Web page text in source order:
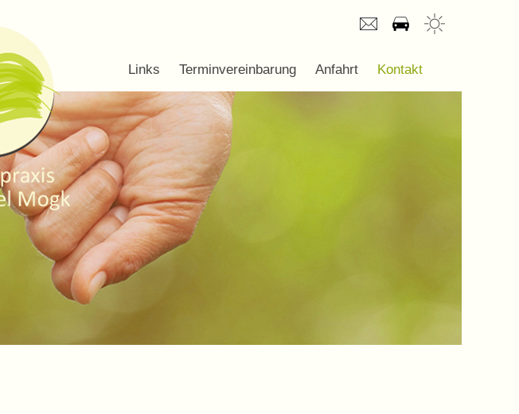
Links Terminvereinbarung Anfahrt Kontakt